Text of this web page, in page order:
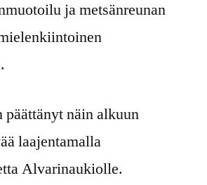
ja metsänreunan
näin alkuun
laajentamalla
Alvarinaukiolle.